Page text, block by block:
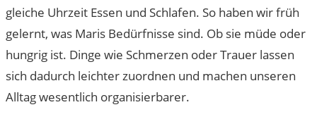
gleiche Uhrzeit Essen und Schlafen. So haben wir früh
gelernt, was Maris Bedürfnisse sind. Ob sie müde oder
hungrig ist. Dinge wie Schmerzen oder Trauer lassen
sich dadurch leichter zuordnen und machen unseren
Alltag wesentlich organisierbarer.